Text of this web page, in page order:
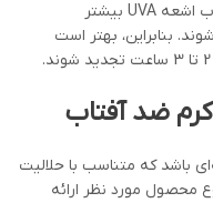
خورشید قرار دهند و بدین ترتیب با جذب اشعه UVA بیشتر
بنابراین، بهتر است
ضد آفتاب
باشد که متناسب با حلالیت
محصول مورد نظر ارائه